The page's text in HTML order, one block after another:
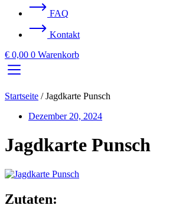
FAQ
Kontakt
€ 0,00 0 Warenkorb
Startseite /Jagdkarte Punsch
Dezember 20, 2024
Jagdkarte Punsch
Zutaten: